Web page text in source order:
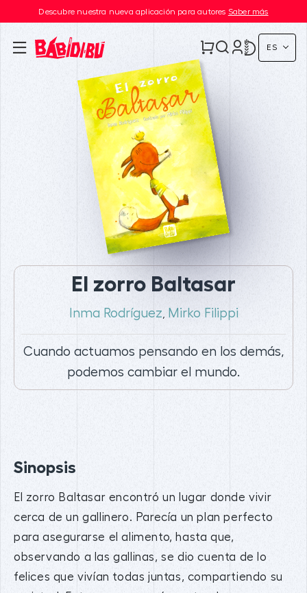
Descubre nuestra nueva aplicación para autores Saber más
ES
El zorro Baltasar
Inma Rodríguez Mirko Filippi
Cuando actuamos pensando en los demás,
podemos cambiar el mundo.
Sinopsis
El zorro Baltasar encontró un lugar donde vivir
cerca de un gallinero. Parecía un plan perfecto
para asegurarse el alimento, hasta que,
observando a las gallinas, se dio cuenta de lo
felices que vivían todas juntas, compartiendo su